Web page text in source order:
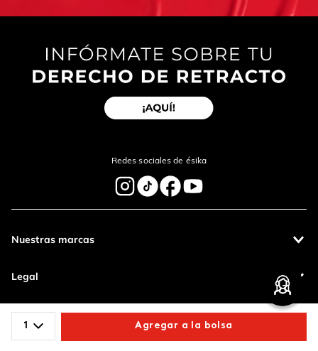
1 Agregar a la bolsa
Redes sociales de ésika
Nuestras marcas
Legal
Contáctanos